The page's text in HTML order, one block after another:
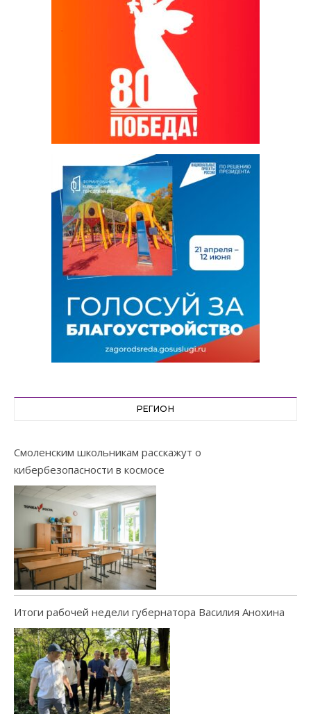
РЕГИОН
Смоленским школьникам расскажут о
кибербезопасности в космосе
Итоги рабочей недели губернатора Василия Анохина